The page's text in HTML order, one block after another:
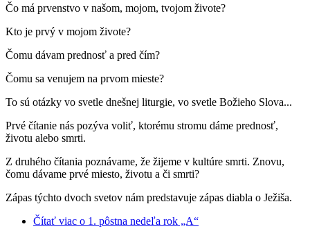
Čo má prvenstvo v našom, mojom, tvojom živote?
Kto je prvý v mojom živote?
Čomu dávam prednosť a pred čím?
Čomu sa venujem na prvom mieste?
To sú otázky vo svetle dnešnej liturgie, vo svetle Božieho Slova...
Prvé čítanie nás pozýva voliť, ktorému stromu dáme prednosť,
životu alebo smrti.
Z druhého čítania poznávame, že žijeme v kultúre smrti. Znovu,
čomu dávame prvé miesto, životu a či smrti?
Zápas týchto dvoch svetov nám predstavuje zápas diabla o Ježiša.
Čítať viac o 1. pôstna nedeľa rok „A“